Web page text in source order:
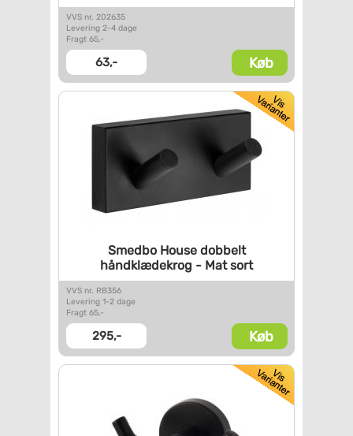
VVS nr. 202635
Levering 2-4 dage
Fragt 65,-
63,- Køb
Smedbo House dobbelt
håndklædekrog - Mat sort
VVS nr. RB356
Levering 1-2 dage
Fragt 65,-
295,- Køb